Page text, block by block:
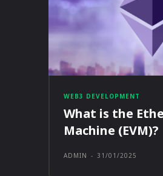
WEB3 DEVELOPMENT
What is the
Machine (EVM)?
ADMIN - 31/01/2025